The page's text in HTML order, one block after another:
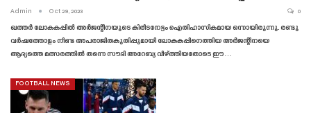
Admin Oct 29, 2023 0
ഖത്തർ ലോകകപ്പിൽ അർജന്റീനയുടെ കിരീടനേട്ടം ഐതിഹാസികമായ ഒന്നായിരുന്നു. രണ്ടു
വർഷത്തോളം നീണ്ട അപരാജിതകുതിപ്പുമായി ലോകകപ്പിനെത്തിയ അർജന്റീനയെ
ആദ്യത്തെ മത്സരത്തിൽ തന്നെ സൗദി അറേബ്യ വീഴ്ത്തിയതോടെ ഈ…
FOOTBALL NEWS